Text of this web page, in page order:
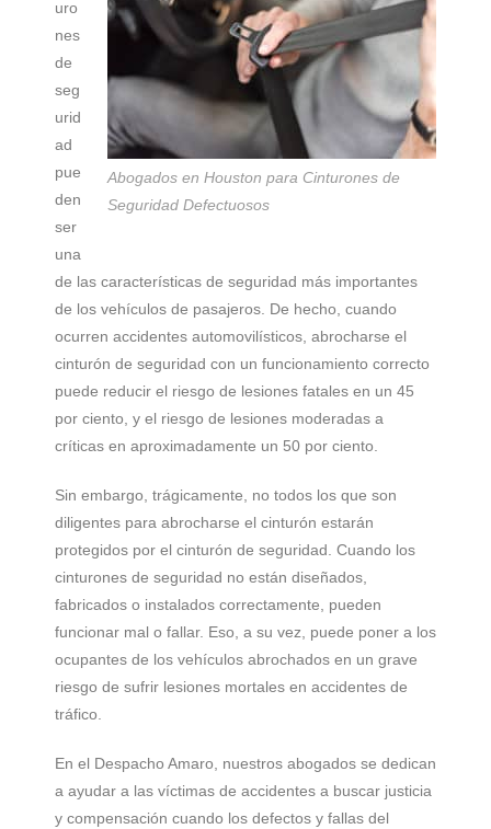
Abogados en Houston para Cinturones de
Seguridad Defectuosos
uro
nes
de
seg
urid
ad
pue
den
ser
una
de las características de seguridad más importantes
de los vehículos de pasajeros. De hecho, cuando
ocurren accidentes automovilísticos, abrocharse el
cinturón de seguridad con un funcionamiento correcto
puede reducir el riesgo de lesiones fatales en un 45
por ciento, y el riesgo de lesiones moderadas a
críticas en aproximadamente un 50 por ciento.
Sin embargo, trágicamente, no todos los que son
diligentes para abrocharse el cinturón estarán
protegidos por el cinturón de seguridad. Cuando los
cinturones de seguridad no están diseñados,
fabricados o instalados correctamente, pueden
funcionar mal o fallar. Eso, a su vez, puede poner a los
ocupantes de los vehículos abrochados en un grave
riesgo de sufrir lesiones mortales en accidentes de
tráfico.
En el Despacho Amaro, nuestros abogados se dedican
a ayudar a las víctimas de accidentes a buscar justicia
y compensación cuando los defectos y fallas del